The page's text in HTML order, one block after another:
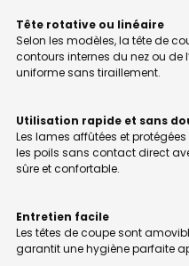
Tête rotative ou linéaire
Selon les modèles, la tête de
contours internes du nez ou de
uniforme sans tiraillement.
Utilisation rapide et sans
Les lames affûtées et
les poils sans contact direct
sûre et confortable.
Entretien facile
Les têtes de coupe sont
garantit une hygiène parfaite